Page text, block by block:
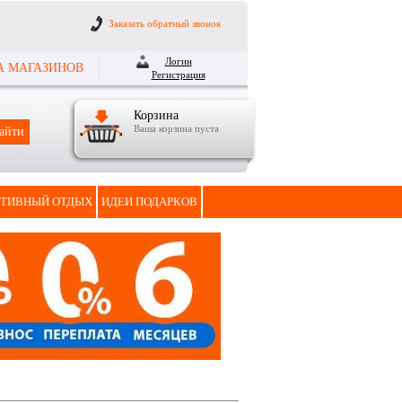
Заказать обратный звонок
МАГАЗИНОВ
Логин
Регистрация
Корзина
Ваша корзина пуста
ОТДЫХ ИДЕИ ПОДАРКОВ